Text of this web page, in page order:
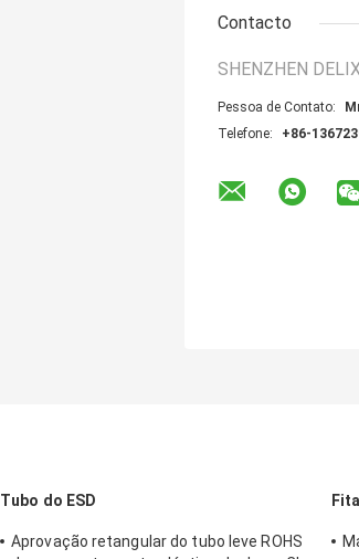
Contacto
SHENZHEN
Pessoa de Contato:
Telefone:
+86-
Tubo do ESD
Aprovação retangular do tubo leve ROHS